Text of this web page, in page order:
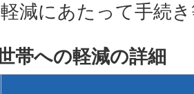
減にあたって手続
帯への軽減の詳細